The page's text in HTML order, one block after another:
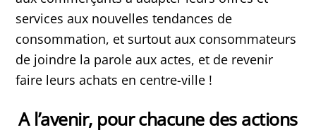
services aux nouvelles tendances de
consommation, et surtout aux consommateurs
de joindre la parole aux actes, et de revenir
faire leurs achats en centre-ville !
A l’avenir, pour chacune des actions